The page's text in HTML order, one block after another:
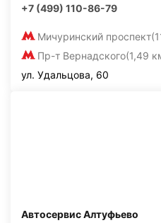
+7 (499) 110-86-79
Мичуринский проспект
Пр-т Вернадского(1,49
ул. Удальцова, 60
Автосервис Алтуфьево